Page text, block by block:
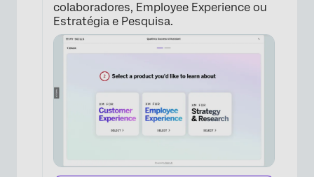
colaboradores, Employee Experience ou
Estratégia e Pesquisa.